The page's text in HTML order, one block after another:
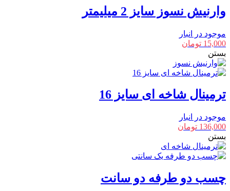
وارنیش نسوز سایز 2 میلیمتر
موجود در انبار
15,000 تومان
بستن
ترمینال شاخه ای سایز 16
موجود در انبار
136,000 تومان
بستن
چسب دو طرفه دو سانت